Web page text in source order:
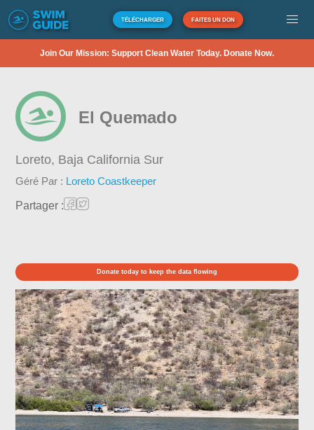
TÉLÉCHARGER FAITES UN DON
Join Our Mission: Support Clean Water Today. Donate Now.
El Quemado
Loreto, Baja California Sur
Géré Par : Loreto Coastkeeper
Partager :
Donate today to keep the data flowing